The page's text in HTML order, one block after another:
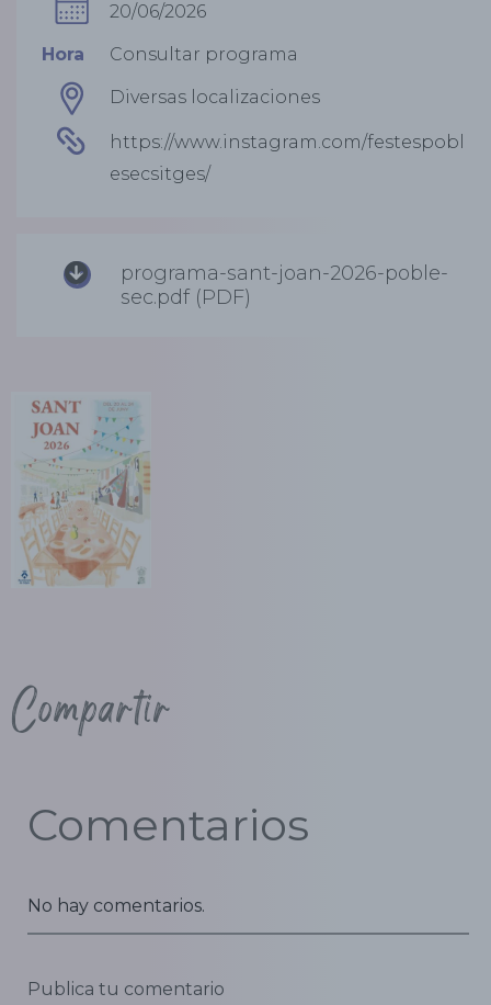
20/06/2026
Hora Consultar programa
Diversas localizaciones
https://www.instagram.com/festespobl
esecsitges/
programa-sant-joan-2026-poble-
sec.pdf (PDF)
Compartir
Comentarios
No hay comentarios.
Publica tu comentario